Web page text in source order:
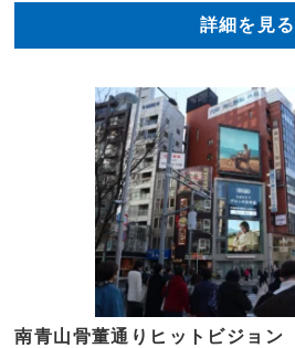
詳細を見る
南青山骨董通りヒットビジョン